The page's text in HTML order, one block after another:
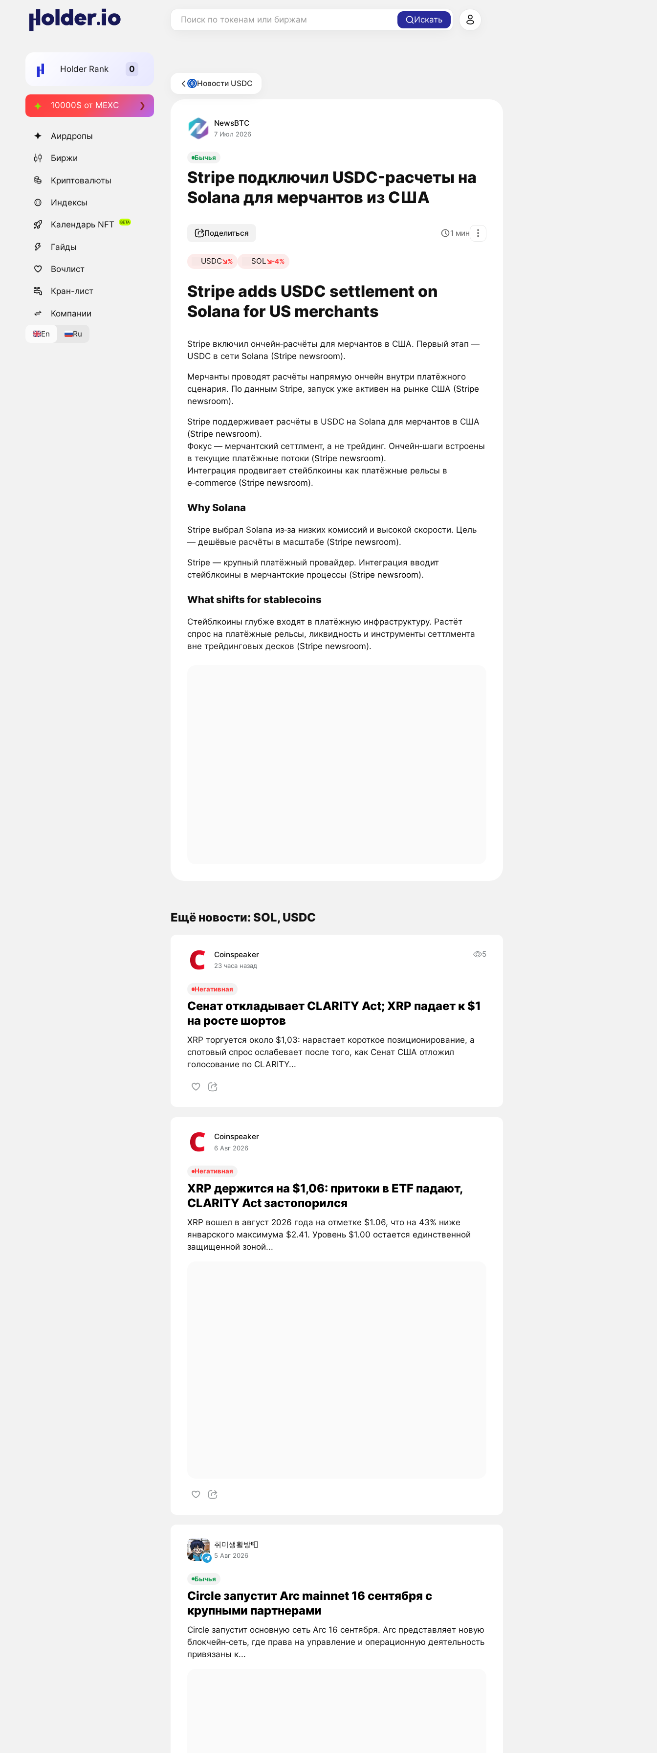
Поиск по токенам или биржам Искать
Holder Rank
10000$ от MEXC
Аирдропы
Биржи
Криптовалюты
Индексы
Календарь NFT
Гайды
Вочлист
Кран-лист
Компании
En Ru
Новости USDC
NewsBTC
7 Июл 2026
Бычья
Stripe подключил USDC-расчеты на
Solana для мерчантов из США
Поделиться 1 мин
USDC % SOL -4%
Stripe adds USDC settlement on
Solana for US merchants
Stripe включил ончейн‑расчёты для мерчантов в США. Первый этап —
USDC в сети Solana (Stripe newsroom).
Мерчанты проводят расчёты напрямую ончейн внутри платёжного
сценария. По данным Stripe, запуск уже активен на рынке США (Stripe
newsroom).
Stripe поддерживает расчёты в USDC на Solana для мерчантов в США
(Stripe newsroom).
Фокус — мерчантский сеттлмент, а не трейдинг. Ончейн‑шаги встроены
в текущие платёжные потоки (Stripe newsroom).
Интеграция продвигает стейблкоины как платёжные рельсы в
e‑commerce (Stripe newsroom).
Why Solana
Stripe выбрал Solana из‑за низких комиссий и высокой скорости. Цель
— дешёвые расчёты в масштабе (Stripe newsroom).
Stripe — крупный платёжный провайдер. Интеграция вводит
стейблкоины в мерчантские процессы (Stripe newsroom).
What shifts for stablecoins
Стейблкоины глубже входят в платёжную инфраструктуру. Растёт
спрос на платёжные рельсы, ликвидность и инструменты сеттлмента
вне трейдинговых десков (Stripe newsroom).
Ещё новости: SOL, USDC
Coinspeaker
23 часа назад
5
Негативная
Сенат откладывает CLARITY Act; XRP падает к $1
на росте шортов
XRP торгуется около $1,03: нарастает короткое позиционирование, а
спотовый спрос ослабевает после того, как Сенат США отложил
голосование по CLARITY...
Coinspeaker
6 Авг 2026
Негативная
XRP держится на $1,06: притоки в ETF падают,
CLARITY Act застопорился
XRP вошел в август 2026 года на отметке $1.06, что на 43% ниже
январского максимума $2.41. Уровень $1.00 остается единственной
защищенной зоной...
취미생활방📮
5 Авг 2026
Бычья
Circle запустит Arc mainnet 16 сентября с
крупными партнерами
Circle запустит основную сеть Arc 16 сентября. Arc представляет новую
блокчейн‑сеть, где права на управление и операционную деятельность
привязаны к...